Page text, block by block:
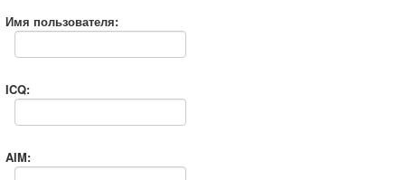
Имя пользователя:
ICQ:
AIM: